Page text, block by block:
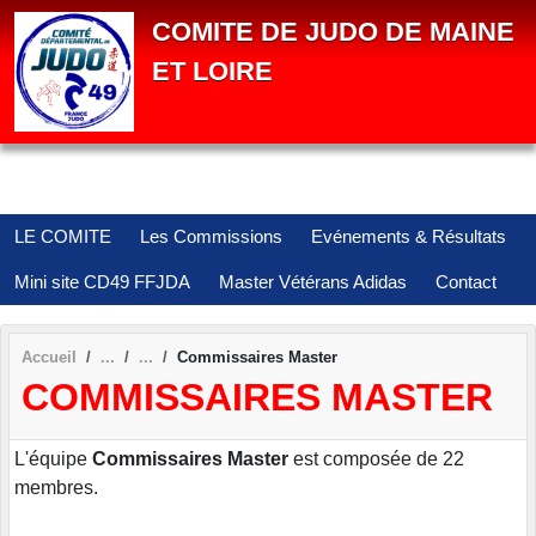
COMITE DE JUDO DE MAINE
ET LOIRE
LE COMITE Les Commissions Evénements & Résultats
Mini site CD49 FFJDA Master Vétérans Adidas Contact
Accueil Commissaires Master
COMMISSAIRES MASTER
L'équipe Commissaires Master est composée de 22
membres.
Panneau de gestion des cookies